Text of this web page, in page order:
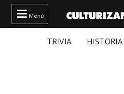
 Menú
TRIVIA HISTORIA